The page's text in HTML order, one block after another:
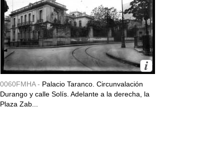
0060FMHA - Palacio Taranco. Circunvalación
Durango y calle Solís. Adelante a la derecha, la
Plaza Zab...